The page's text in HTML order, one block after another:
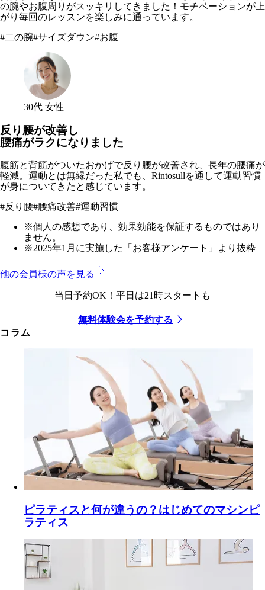
の腕やお腹周りがスッキリしてきました！モチベーションが上
がり毎回のレッスンを楽しみに通っています。
#二の腕#サイズダウン#お腹
30代 女性
反り腰が改善し
腰痛がラクになりました
腹筋と背筋がついたおかげで反り腰が改善され、長年の腰痛が
軽減。運動とは無縁だった私でも、Rintosullを通して運動習慣
が身についてきたと感じています。
#反り腰#腰痛改善#運動習慣
※個人の感想であり、効果効能を保証するものではあり
ません。
※2025年1月に実施した「お客様アンケート」より抜粋
他の会員様の声を見る
当日予約OK！平日は21時スタートも
無料体験会を予約する
コラム
ピラティスと何が違うの？はじめてのマシンピ
ラティス